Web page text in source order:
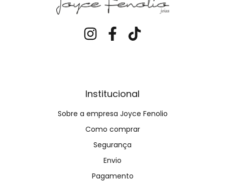
Institucional
Sobre a empresa Joyce Fenolio
Como comprar
Segurança
Envio
Pagamento